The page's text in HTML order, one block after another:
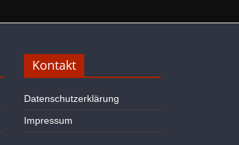
Kontakt
Datenschutzerklärung
Impressum